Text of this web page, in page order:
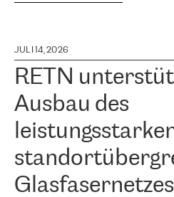
JULI 14, 2026
RETN
Ausbau des